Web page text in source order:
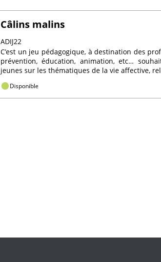
Câlins malins
ADIJ22
C’est un jeu pédagogique, à destination des
prévention, éducation, animation, etc…
jeunes sur les thématiques de la vie affective,
Disponible